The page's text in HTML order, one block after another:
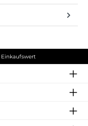
Einkaufswert